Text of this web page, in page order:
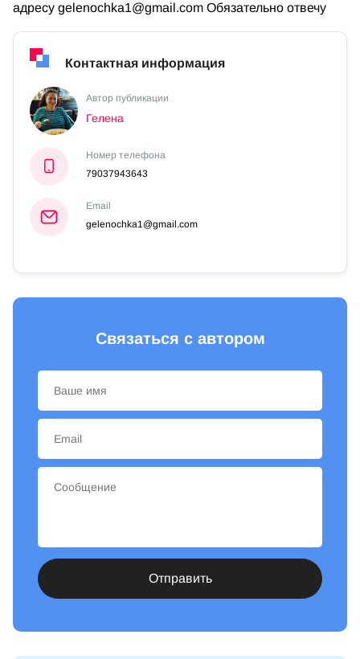
адресу gelenochka1@gmail.com Обязательно отвечу
Контактная информация
Автор публикации
Гелена
Номер телефона
79037943643
Email
gelenochka1@gmail.com
Связаться с автором
Отправить